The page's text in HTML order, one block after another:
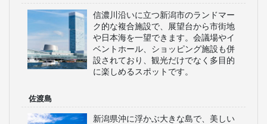
信濃川沿いに立つ新潟市のランドマー
ク的な複合施設で、展望台から市街地
や日本海を一望できます。会議場やイ
ベントホール、ショッピング施設も併
設されており、観光だけでなく多目的
に楽しめるスポットです。
佐渡島
新潟県沖に浮かぶ大きな島で、美しい